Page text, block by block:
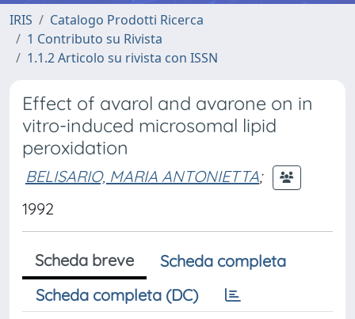
IRIS
Catalogo Prodotti Ricerca
1 Contributo su Rivista
1.1.2 Articolo su rivista con ISSN
Effect of avarol and avarone on in
vitro-induced microsomal lipid
peroxidation
BELISARIO, MARIA ANTONIETTA;
1992
Scheda breve
Scheda completa
Scheda completa (DC)